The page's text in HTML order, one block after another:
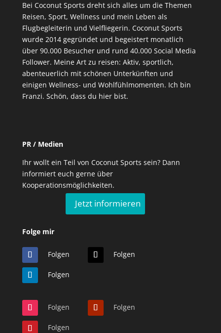
Bei Coconut Sports dreht sich alles um die Themen
Reisen, Sport, Wellness und mein Leben als
Flugbegleiterin und Vielfliegerin. Coconut Sports
wurde 2014 gegründet und begeistert monatlich
über 90.000 Besucher und rund 40.000 Social Media
Follower. Meine Art zu reisen: Aktiv, sportlich,
abenteuerlich mit schönen Unterkünften und
einigen Wellness- und Wohlfühlmomenten. Ich bin
Franzi. Schön, dass du hier bist.
PR / Medien
Ihr wollt ein Teil von Coconut Sports sein? Dann
informiert euch gerne über
Kooperationsmöglichkeiten.
Jetzt informieren
Folge mir
Folgen Folgen
Folgen
Folgen Folgen
Folgen